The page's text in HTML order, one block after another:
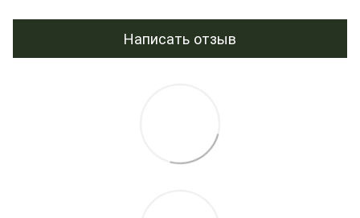
Написать отзыв